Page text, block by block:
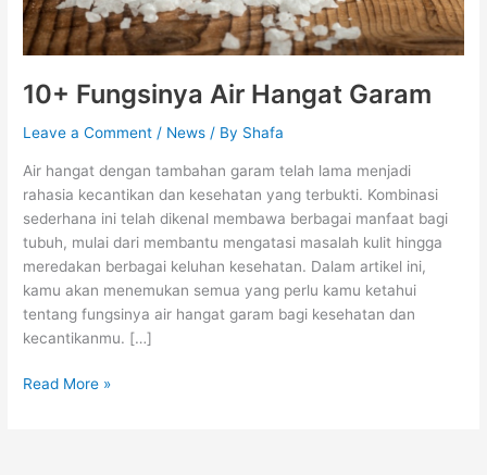
10+ Fungsinya Air Hangat Garam
Leave a Comment / News / By Shafa
Air hangat dengan tambahan garam telah lama menjadi
rahasia kecantikan dan kesehatan yang terbukti. Kombinasi
sederhana ini telah dikenal membawa berbagai manfaat bagi
tubuh, mulai dari membantu mengatasi masalah kulit hingga
meredakan berbagai keluhan kesehatan. Dalam artikel ini,
kamu akan menemukan semua yang perlu kamu ketahui
tentang fungsinya air hangat garam bagi kesehatan dan
kecantikanmu. […]
Read More »